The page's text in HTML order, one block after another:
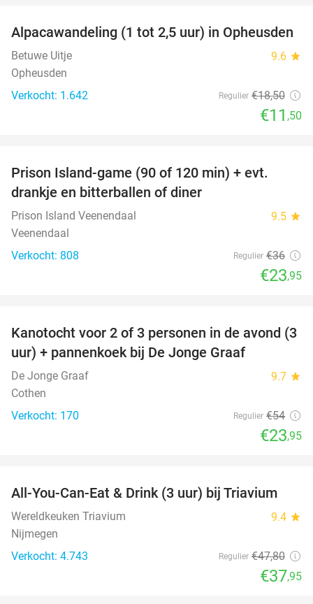
38%
Alpacawandeling (1 tot 2,5 uur) in Opheusden
Betuwe Uitje 9.6 star
Opheusden
Verkocht: 1.642
Regulier €18,50
€11 ,50
Prison Island-game (90 of 120 min) + evt.
drankje en bitterballen of diner
Prison Island Veenendaal 9.5 star
Veenendaal
Verkocht: 808
Regulier €36
€23,95
56%
Kanotocht voor 2 of 3 personen in de avond (3
uur) + pannenkoek bij De Jonge Graaf
De Jonge Graaf 9.7 star
Cothen
Verkocht: 170
Regulier €54
€23,95
21%
All-You-Can-Eat & Drink (3 uur) bij Triavium
Wereldkeuken Triavium 9.4 star
Nijmegen
Verkocht: 4.743
Regulier €47,80
€37,95